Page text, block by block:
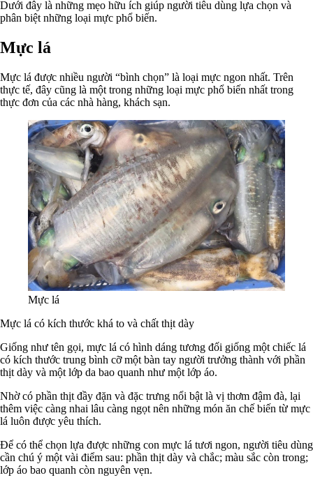
Dưới đây là những mẹo hữu ích giúp người tiêu dùng lựa chọn và
phân biệt những loại mực phổ biến.
Mực lá
Mực lá được nhiều người “bình chọn” là loại mực ngon nhất. Trên
thực tế, đây cũng là một trong những loại mực phổ biến nhất trong
thực đơn của các nhà hàng, khách sạn.
Mực lá
Mực lá có kích thước khá to và chất thịt dày
Giống như tên gọi, mực lá có hình dáng tương đối giống một chiếc lá
có kích thước trung bình cỡ một bàn tay người trưởng thành với phần
thịt dày và một lớp da bao quanh như một lớp áo.
Nhờ có phần thịt đầy đặn và đặc trưng nổi bật là vị thơm đậm đà, lại
thêm việc càng nhai lâu càng ngọt nên những món ăn chế biến từ mực
lá luôn được yêu thích.
Để có thể chọn lựa được những con mực lá tươi ngon, người tiêu dùng
cần chú ý một vài điểm sau: phần thịt dày và chắc; màu sắc còn trong;
lớp áo bao quanh còn nguyên vẹn.